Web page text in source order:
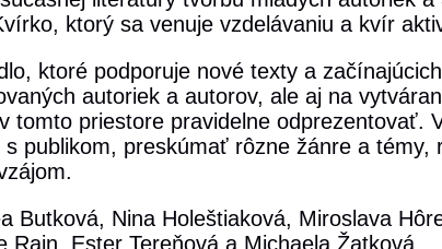
ktorý sa venuje vzdelávaniu a kvír
ktoré podporuje nové texty a
autoriek a autorov, ale aj na
tomto priestore pravidelne odprezentovať.
publikom, preskúmať rôzne žánre a
Butková, Nina Holeštiaková, Miroslava
Rain, Ester Tereňová a Michaela Žatková.